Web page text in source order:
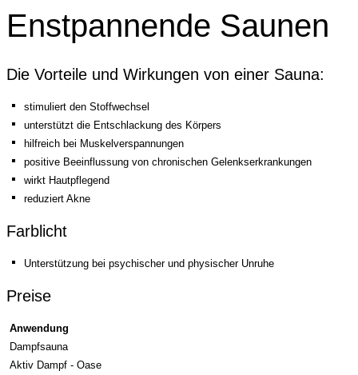
Enstpannende Saunen
Die Vorteile und Wirkungen von einer Sauna:
stimuliert den Stoffwechsel
unterstützt die Entschlackung des Körpers
hilfreich bei Muskelverspannungen
positive Beeinflussung von chronischen Gelenkserkrankungen
wirkt Hautpflegend
reduziert Akne
Farblicht
Unterstützung bei psychischer und physischer Unruhe
Preise
Anwendung
Dampfsauna
Aktiv Dampf - Oase